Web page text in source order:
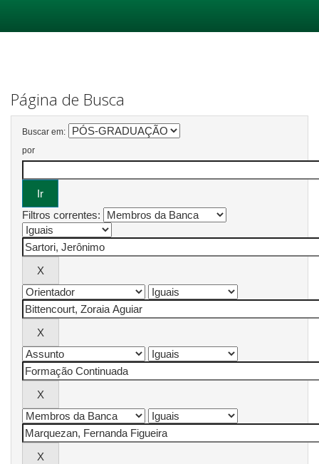
Página de Busca
Buscar em:
por
Filtros correntes: